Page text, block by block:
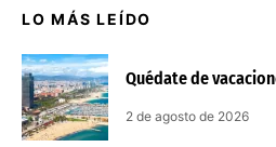
LO MÁS LEÍDO
Quédate de
2 de agosto de 2026